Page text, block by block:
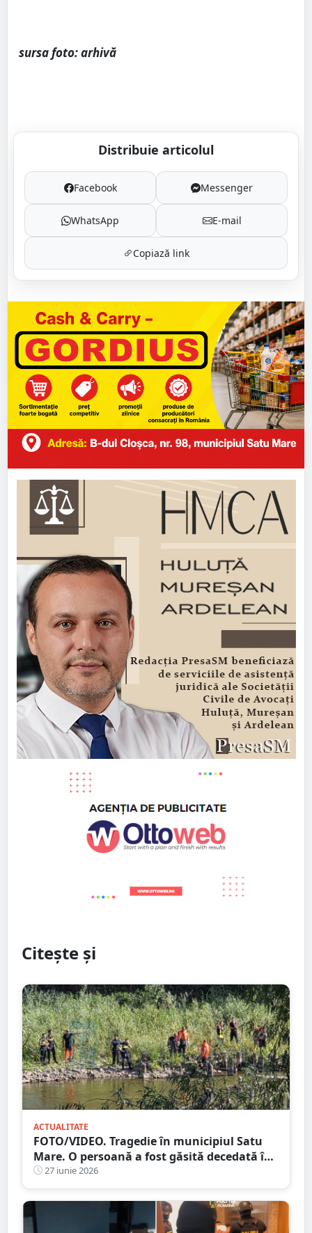
sursa foto: arhivă
Distribuie articolul
Facebook Messenger
WhatsApp E-mail
Copiază link
Citește și
ACTUALITATE
FOTO/VIDEO. Tragedie în municipiul Satu
Mare. O persoană a fost găsită decedată în
râul Someș, sub Podul Decebal
27 iunie 2026